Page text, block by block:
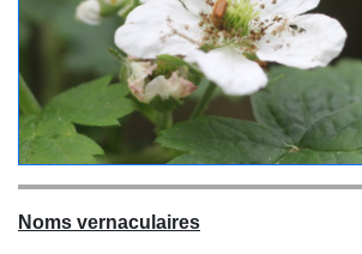
Noms vernaculaires